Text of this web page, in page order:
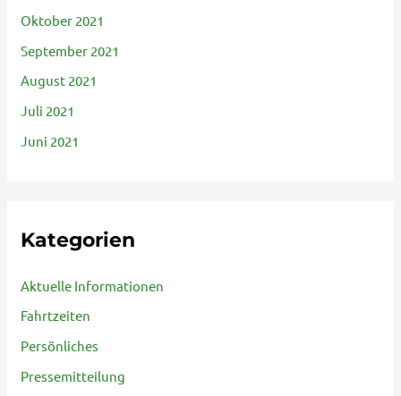
Oktober 2021
September 2021
August 2021
Juli 2021
Juni 2021
Kategorien
Aktuelle Informationen
Fahrtzeiten
Persönliches
Pressemitteilung